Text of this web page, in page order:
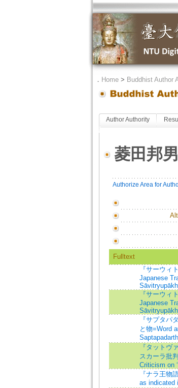
． Home> Buddhist Author
Author Authority
菱田邦男
Authorize Area for
Fulltext
『サーウィ
Japanese
『サーウィ
Japanese
『サプタパ
と物=Word
『タットヴ
スカーラ批
Criticism on
『ナラ王物
as indicated